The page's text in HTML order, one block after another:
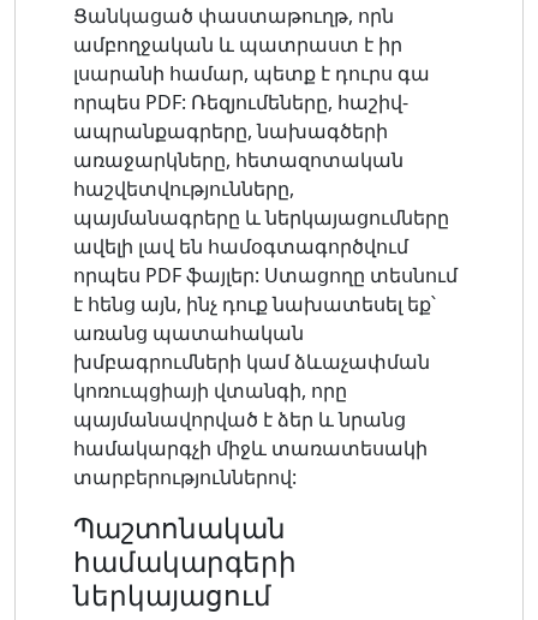
Ցանկացած փաստաթուղթ, որն
ամբողջական և պատրաստ է իր
լսարանի համար, պետք է դուրս գա
որպես PDF: Ռեզյումեները, հաշիվ-
ապրանքագրերը, նախագծերի
առաջարկները, հետազոտական ​​
հաշվետվությունները,
պայմանագրերը և ներկայացումները
ավելի լավ են համօգտագործվում
որպես PDF ֆայլեր: Ստացողը տեսնում
է հենց այն, ինչ դուք նախատեսել եք՝
առանց պատահական
խմբագրումների կամ ձևաչափման
կոռուպցիայի վտանգի, որը
պայմանավորված է ձեր և նրանց
համակարգչի միջև տառատեսակի
տարբերություններով:
Պաշտոնական
համակարգերի
ներկայացում